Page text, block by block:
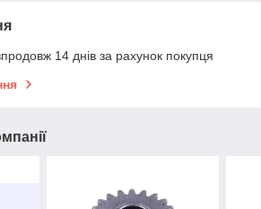
14 днів за рахунок покупця